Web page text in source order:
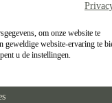
om onze website te
geweldige website-ervaring te
u de instellingen.